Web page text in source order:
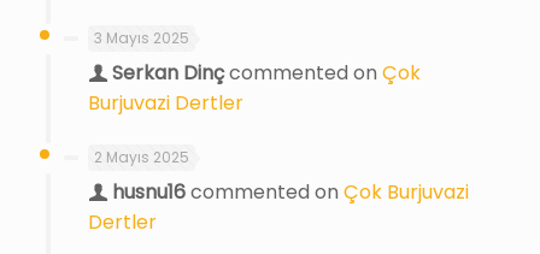
3 Mayıs 2025
Serkan Dinçcommented on Çok
Burjuvazi Dertler
2 Mayıs 2025
husnu16commented on Çok Burjuvazi
Dertler